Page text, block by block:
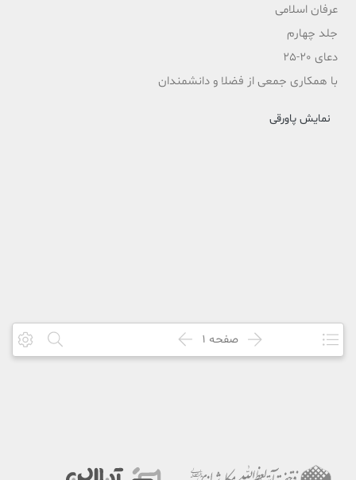
عرفان اسلامی
جلد چهارم
دعای 20-25
با همکاری جمعی از فضلا و دانشمندان
نمایش پاورقی
صفحه 1